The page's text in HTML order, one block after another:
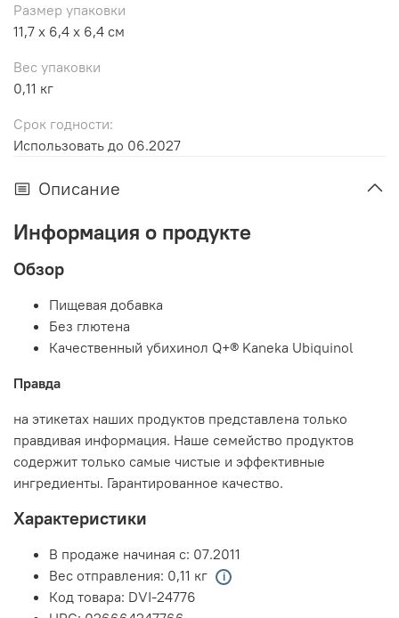
Размер упаковки
11,7 x 6,4 x 6,4 см
Вес упаковки
0,11 кг
Срок годности:
Использовать до 06.2027
Описание
Информация о продукте
Обзор
Пищевая добавка
Без глютена
Качественный убихинол Q+® Kaneka Ubiquinol
Правда
на этикетах наших продуктов представлена только
правдивая информация. Наше семейство продуктов
содержит только самые чистые и эффективные
ингредиенты. Гарантированное качество.
Характеристики
В продаже начиная с: 07.2011
Вес отправления: 0,11 кг
Код товара: DVI-24776